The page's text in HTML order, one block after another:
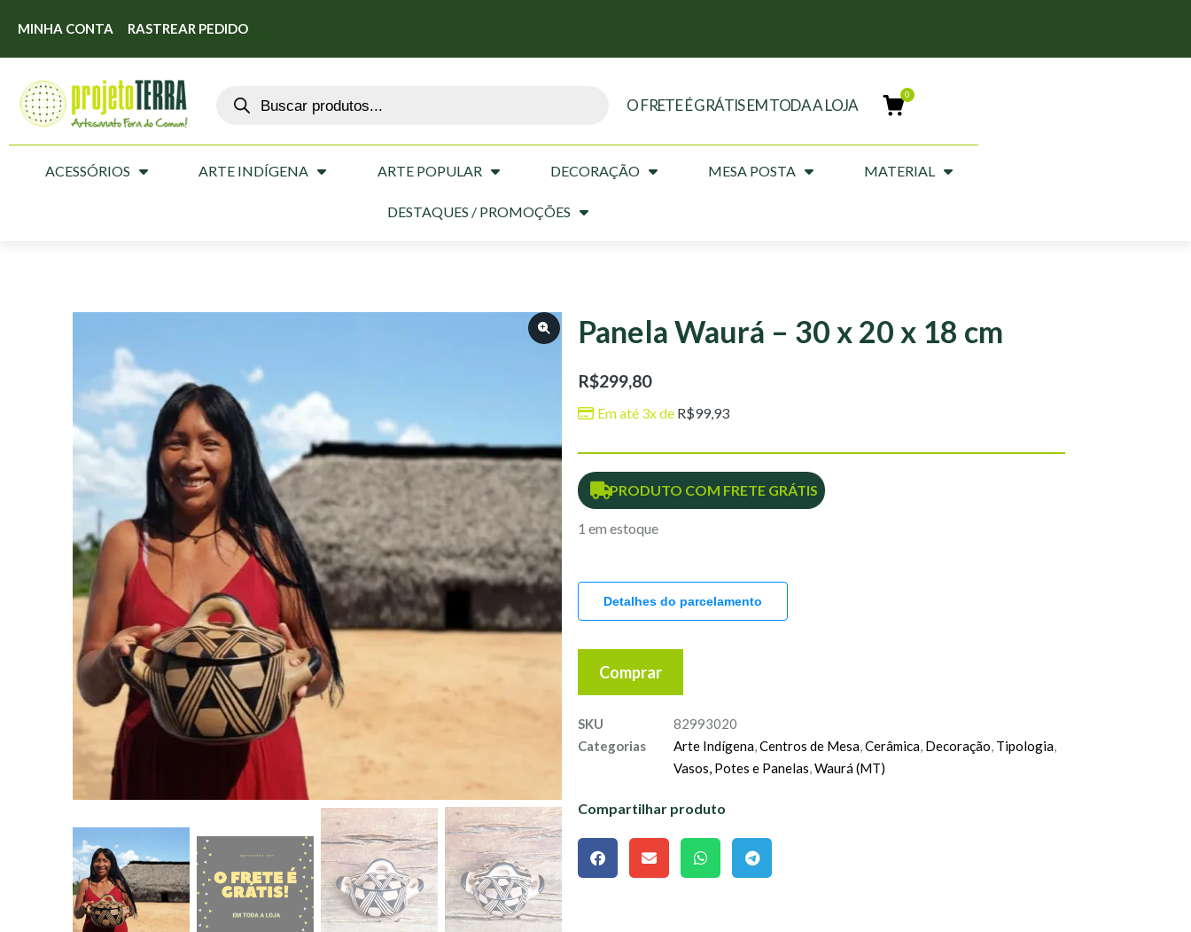
MINHA CONTA RASTREAR PEDIDO
O FRETE É GRÁTIS EM TODA A LOJA
ACESSÓRIOS ARTE INDÍGENA ARTE POPULAR DECORAÇÃO MESA POSTA MATERIAL
DESTAQUES / PROMOÇÕES
Panela Waurá – 30 x 20 x 18 cm
R$299,80
Em até 3x de R$99,93
PRODUTO COM FRETE GRÁTIS
1 em estoque
Detalhes do parcelamento
Comprar
SKU
82993020
Categorias
Arte Indígena,Centros de Mesa,Cerâmica, Decoração, Tipologia,
Vasos, Potes e Panelas,Waurá (MT)
Compartilhar produto